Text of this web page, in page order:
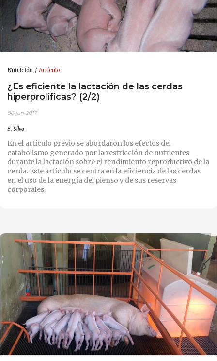
Nutrición Artículo
¿Es eficiente la lactación de las cerdas
hiperprolíficas? (2/2)
06-jun-2017
B. Silva
En el artículo previo se abordaron los efectos del
catabolismo generado por la restricción de nutrientes
durante la lactación sobre el rendimiento reproductivo de la
cerda. Este artículo se centra en la eficiencia de las cerdas
en el uso de la energía del pienso y de sus reservas
corporales.